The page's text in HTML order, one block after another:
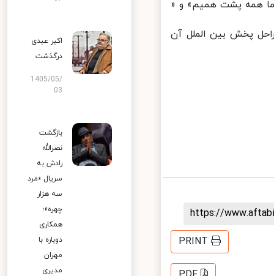
همه پشت همیم» و «
پخش بین‌ الملل آن
https://
PRINT
اکبر عبدی
درگذشت
1405/05/
03
بازگشت
نصرالله
رادش به
سریال «مرد
سه هزار
چهره»؛
همکاری
دوباره با
مهران
مدیری